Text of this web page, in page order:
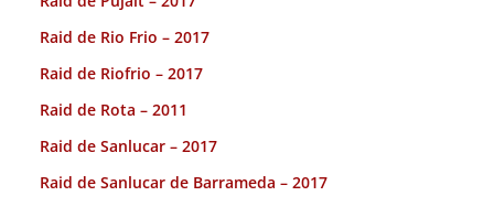
Raid de Rio Frio – 2017
Raid de Riofrio – 2017
Raid de Rota – 2011
Raid de Sanlucar – 2017
Raid de Sanlucar de Barrameda – 2017